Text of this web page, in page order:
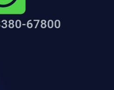
67800